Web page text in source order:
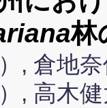
林
, 倉地
, 高木